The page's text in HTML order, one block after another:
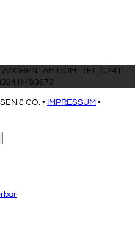
· AM DOM · TEL. (0241)
403673
& CO. • IMPRESSUM •